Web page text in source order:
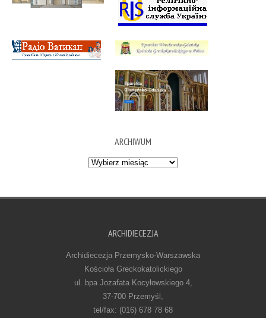
ARCHIWUM
Archiwum
ARCHIDIECEZJA
Archidiecezja Przemysko-Warszawska
Kościoła Greckokatolickiego
ul. bpa Jozafata Kocyłowskiego 4,
37-700 Przemyśl,
tel/fax: (016) 678 78 68